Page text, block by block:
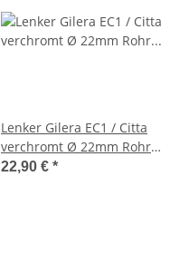
Lenker Gilera EC1 / Citta
verchromt Ø 22mm Rohr
Hochlenker -OEM-
22,90 € *